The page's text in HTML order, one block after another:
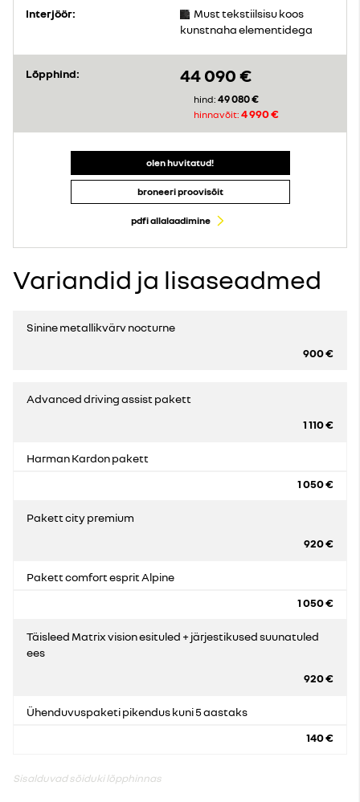
Interjöör:
Must tekstiilsisu koos
kunstnaha elementidega
Lõpphind: 44 090 €
hind: 49 080 €
hinnavõit: 4 990 €
olen huvitatud!
broneeri proovisõit
pdfi allalaadimine
Variandid ja lisaseadmed
Sinine metallikvärv nocturne
900 €
Advanced driving assist pakett
1 110 €
Harman Kardon pakett
1 050 €
Pakett city premium
920 €
Pakett comfort esprit Alpine
1 050 €
Täisleed Matrix vision esituled + järjestikused suunatuled
ees
920 €
Ühenduvuspaketi pikendus kuni 5 aastaks
140 €
Sisalduvad sõiduki lõpphinnas